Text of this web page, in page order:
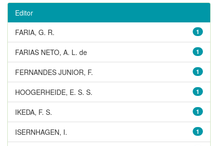
Editor
1
FARIA, G. R.
1
FARIAS NETO, A. L. de
1
FERNANDES JUNIOR, F.
1
HOOGERHEIDE, E. S. S.
1
IKEDA, F. S.
1
ISERNHAGEN, I.